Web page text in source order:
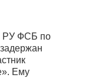
РУ ФСБ по
Ему